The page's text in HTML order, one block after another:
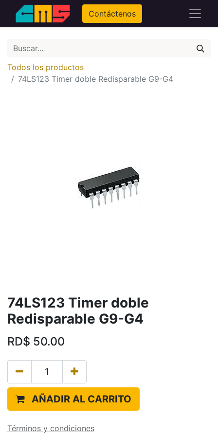
Contáctenos
Todos los productos
74LS123 Timer doble Redisparable G9-G4
74LS123 Timer doble
Redisparable G9-G4
RD$ 50.00
AÑADIR AL CARRITO
Términos y condiciones